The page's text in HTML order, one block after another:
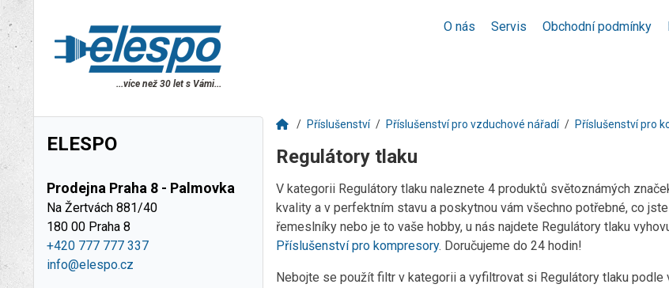
O nás Servis Obchodní podmínky
...více než 30 let s Vámi...
ELESPO
Prodejna Praha 8 - Palmovka
Na Žertvách 881/40
180 00 Praha 8
+420 777 777 337
info@elespo.cz
Příslušenství Příslušenství pro vzduchové nářadí Příslušenství pro
Regulátory tlaku
V kategorii Regulátory tlaku naleznete 4 produktů světoznámých
kvality a v perfektním stavu a poskytnou vám všechno potřebné, co
řemeslníky nebo je to vaše hobby, u nás najdete Regulátory tlaku
Příslušenství pro kompresory. Doručujeme do 24 hodin!
Nebojte se použít filtr v kategorii a vyfiltrovat si Regulátory tlaku podle